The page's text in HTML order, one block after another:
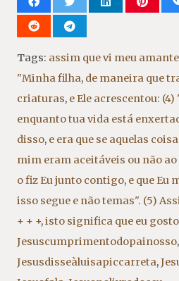
Tags: assim que vi meu
"Minha filha, de maneira que
criaturas, e Ele acrescentou:
enquanto tua vida está
disso, e era que se aquelas
mim eram aceitáveis ou não ao
o fiz Eu junto contigo, e que Eu
isso segue e não temas". (5)
+ + +,isto significa que eu gosto
Jesuscumprimentodopainosso,
Jesusdisseàluisapiccarreta,